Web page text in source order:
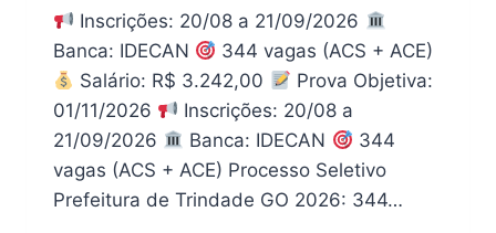
Inscrições: 20/08 a 21/09/2026
Banca: IDECAN
344 vagas (ACS + ACE)
Salário: R$ 3.242,00
Prova Objetiva:
01/11/2026
Inscrições: 20/08 a
21/09/2026
Banca: IDECAN
344
vagas (ACS + ACE) Processo Seletivo
Prefeitura de Trindade GO 2026: 344…